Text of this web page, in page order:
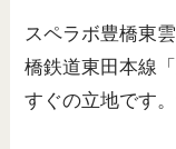
スペラボ豊橋東
橋鉄道東田本線
すぐの立地です